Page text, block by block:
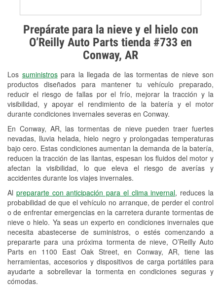
Prepárate para la nieve y el hielo con
O’Reilly Auto Parts tienda #733 en
Conway, AR
Los suministrospara la llegada de las tormentas de nieve son
productos diseñados para mantener tu vehículo preparado,
reducir el riesgo de fallas por el frío, mejorar la tracción y la
visibilidad, y apoyar el rendimiento de la batería y el motor
durante condiciones invernales severas en Conway.
En Conway, AR, las tormentas de nieve pueden traer fuertes
nevadas, lluvia helada, hielo negro y prolongadas temperaturas
bajo cero. Estas condiciones aumentan la demanda de la batería,
reducen la tracción de las llantas, espesan los fluidos del motor y
afectan la visibilidad, lo que eleva el riesgo de averías y
accidentes durante los viajes invernales.
Al prepararte con anticipación para el clima invernal, reduces la
probabilidad de que el vehículo no arranque, de perder el control
o de enfrentar emergencias en la carretera durante tormentas de
nieve o hielo. Ya seas un experto en condiciones invernales que
necesita abastecerse de suministros, o estés comenzando a
prepararte para una próxima tormenta de nieve, O’Reilly Auto
Parts en 1100 East Oak Street, en Conway, AR, tiene las
herramientas, accesorios y dispositivos de carga portátiles para
ayudarte a sobrellevar la tormenta en condiciones seguras y
cómodas.
Prueba de alternadores y
arrancadores
Revisión de la luz "Check Engine"
Reciclaje de baterías y aceite
Instalación de bombillas de faros
Instalación de limpiaparabrisas
Programa de Préstamo de
Herramientas
Mezcla de pinturas
Rectificación de tambores y discos de
freno
Snowstorm Supplies
Tornado Supplies
Conoce más
Idiomas adicionales